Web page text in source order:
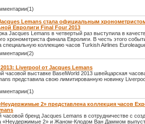
Lemans стала официальным
Евролиги Final Four 2013
Jacques Lemans в четвертый раз выступила в
хронометриста финала Евролиги. В честь этого
специальную коллекцию часов Turkish Airlines
Liverpool от Jacques Lemans
часовой выставке BaselWorld 2013 швейцарская
представила свою лимитированную новинку
2» представлена коллекция часов
часовой бренд Jacques Lemans в сотрудничестве с
«Неудержимые 2» и Жаном-Клодом Ван Даммом